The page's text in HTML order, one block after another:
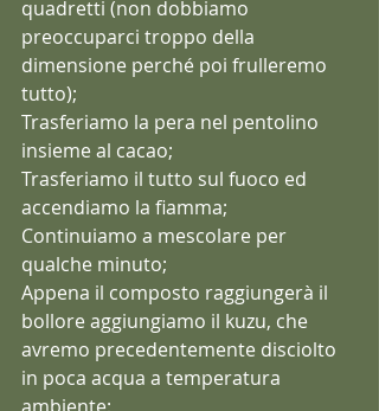
quadretti (non dobbiamo
preoccuparci troppo della
dimensione perché poi frulleremo
tutto);
Trasferiamo la pera nel pentolino
insieme al cacao;
Trasferiamo il tutto sul fuoco ed
accendiamo la fiamma;
Continuiamo a mescolare per
qualche minuto;
Appena il composto raggiungerà il
bollore aggiungiamo il kuzu, che
avremo precedentemente disciolto
in poca acqua a temperatura
ambiente;